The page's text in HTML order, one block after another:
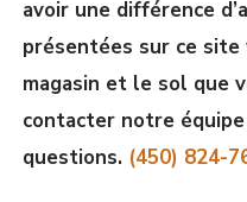
avoir une différence
présentées sur ce
magasin et le sol que
contacter notre
questions. (450) 824-